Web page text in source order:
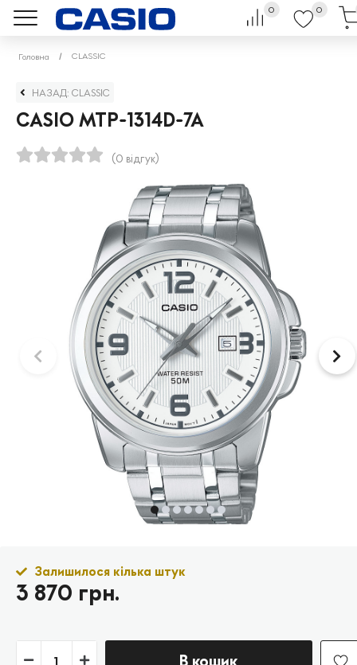
0 0
Головна CLASSIC
НАЗАД: CLASSIC
CASIO MTP-1314D-7A
(0 відгук)
Залишилося кілька штук
3 870 грн.
В кошик